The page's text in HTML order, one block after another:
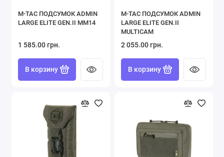
M-TAC ПОДСУМОК ADMIN
LARGE ELITE GEN.II MM14
1 585.00 грн.
В корзину
M-TAC ПОДСУМОК ADMIN
LARGE ELITE GEN.II
MULTICAM
2 055.00 грн.
В корзину